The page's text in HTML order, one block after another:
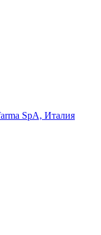
SpA, Италия